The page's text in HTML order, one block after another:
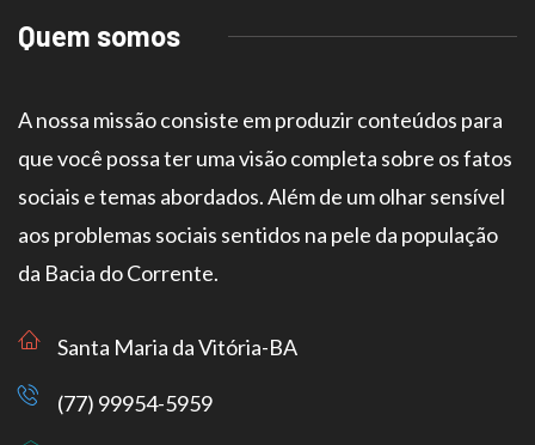
Quem somos
A nossa missão consiste em produzir conteúdos para
que você possa ter uma visão completa sobre os fatos
sociais e temas abordados. Além de um olhar sensível
aos problemas sociais sentidos na pele da população
da Bacia do Corrente.
Santa Maria da Vitória-BA
(77) 99954-5959